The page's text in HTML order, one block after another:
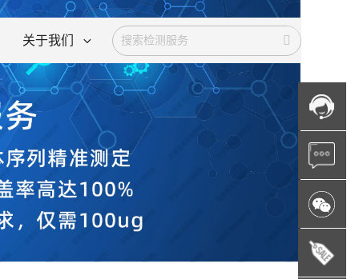
关于我们